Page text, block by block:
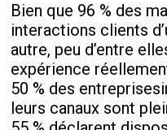
Bien que 96 % des
interactions clients
autre, peu d’entre
expérience
50 % des
leurs canaux sont